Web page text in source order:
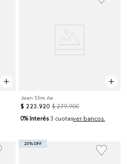
Jean Slim Ae
$ 223.920 $ 279.900
0% Interés 3 cuotasver bancos.
20% OFF